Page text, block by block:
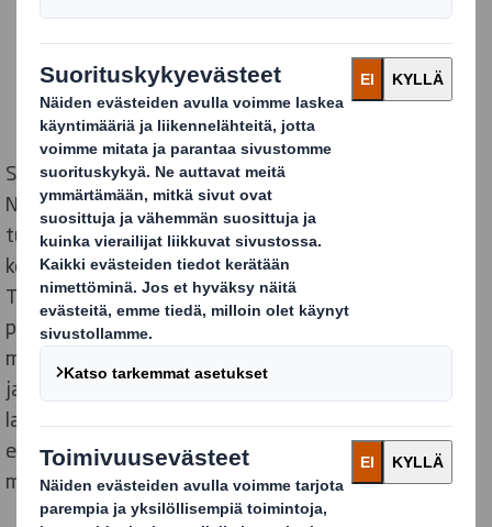
Svegro syntyi vuonna 1960, kun Ingegerd ja Thore
Norman päättivät panostaa vihannesten
tukkukauppaan. Ajan mittaan yrittäjät ottivat
kokonaan haltuunsa Ingegerdin vanhempien
Tukholman ulkopuolella Färingsössä sijaitsevan kodin
perinteisine viljelysmaineen. Siellä he kylvivät muun
muassa ensimmäiset tillin ja ruohosipulin siemenensä
ja kasvattivat lisäksi myös raparperia. Liiketoiminta
laajeni, ja vuonna 1983 pariskunta rakensi
ensimmäisen kasvihuoneensa, jonka tavoitteena oli
myydä ruotsalaista salaattia ympäri vuoden.